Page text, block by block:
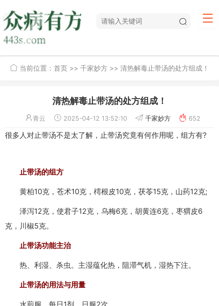
当前位置： 首页 >> 千家妙方 >> 清热解毒止带汤的处方组成！
清热解毒止带汤的处方组成！
青云 2025-04-12 13:52:10 千家妙方 652
很多人对止带汤不是太了解，止带汤究竟有何作用呢，组方有?
止带汤的组方
黄柏10克，苍术10克，樗根皮10克，茯苓15克，山药12克;
泽泻12克，使君子12克，乌梅6克，胡黄连6克，枣猬皮6
克，川椒5克。
止带汤功能主治
热、利湿、杀虫。主湿蕴化热，阻滞气机，湿热下注。
止带汤的用法与用量